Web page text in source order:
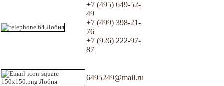
+7 (495) 649-52-
49
+7 (499) 398-21-
76
+7 (926) 222-97-
87
6495249@mail.ru